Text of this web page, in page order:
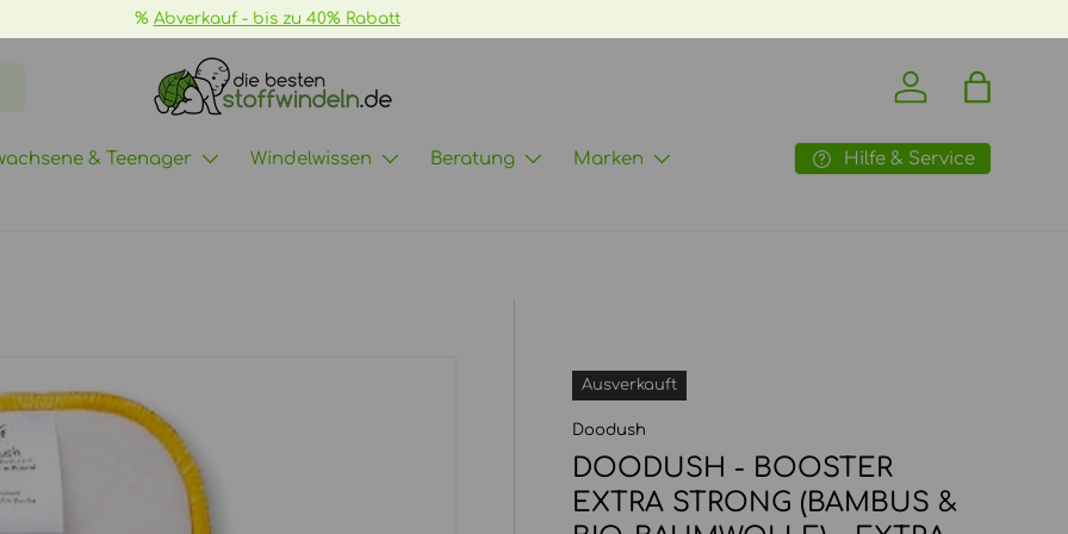
%Abverkauf - bis zu 40% Rabatt
Einloggen
& Teenager Windelwissen Beratung Marken Hilfe & Service
Ausverkauft
Doodush
DOODUSH - BOOSTER
EXTRA STRONG (BAMBUS &